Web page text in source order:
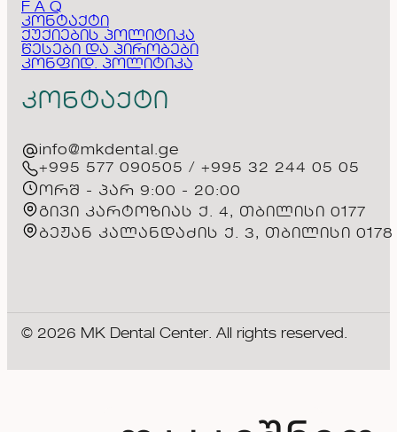
F A Q
კონტაქტი
ქუქიების პოლიტიკა
წესები და პირობები
კონფიდ. პოლიტიკა
კონტაქტი
info@mkdental.ge
+995 577 090505 / +995 32 244 05 05
ორშ - პარ 9:00 - 20:00
გივი კარტოზიას ქ. 4, თბილისი 0177
ბეჟან კალანდაძის ქ. 3, თბილისი 0178
© 2026 MK Dental Center. All rights reserved.